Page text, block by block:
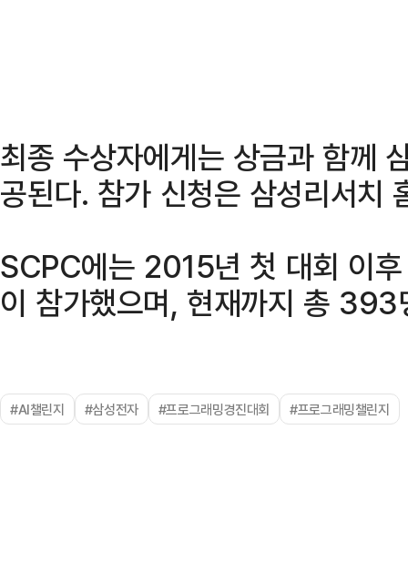
최종 수상자에게는 상금과 함께
공된다. 참가 신청은 삼성리서치
SCPC에는 2015년 첫 대회 이
이 참가했으며, 현재까지 총 393
#AI챌린지 #삼성전자 #프로그래밍경진대회 #프로그래밍챌린지